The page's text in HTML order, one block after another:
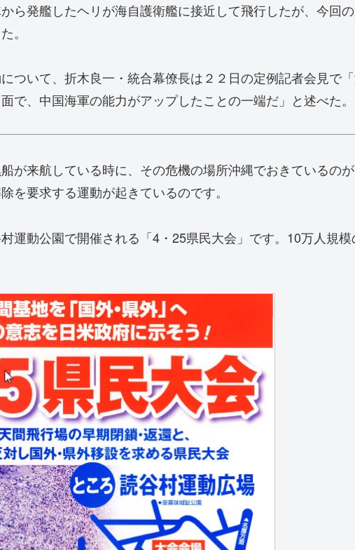
ら発艦したヘリが海自護衛艦に接近して飛行したが、今回
。
ついて、折木良一・統合幕僚長は２２日の定例記者会見で
で、中国海軍の能力がアップしたことの一端だ」と述べた。
が来航している時に、その危機の場所沖縄でおきているの
を要求する運動が起きているのです。
運動公園で開催される「4・25県民大会」です。10万人規